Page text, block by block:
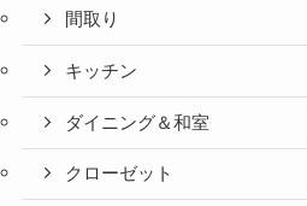
間取り
キッチン
ダイニング＆和室
クローゼット